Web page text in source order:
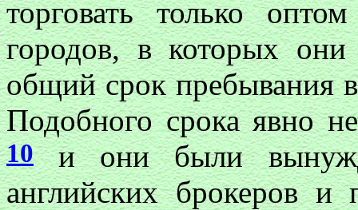
торговать только
городов, в которых они
общий срок пребывания
Подобного срока явно
10и они были
английских брокеров и